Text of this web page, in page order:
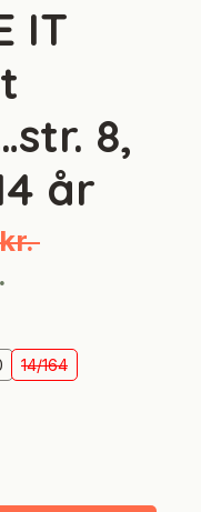
IT
8,
år
Regulær
14/164